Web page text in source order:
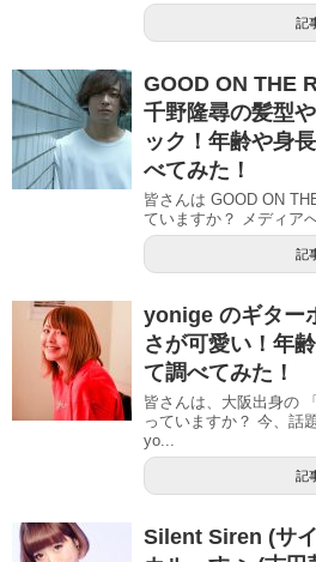
記
GOOD ON THE
千野隆尋の髪型
ック！年齢や身
べてみた！
皆さんは GOOD ON
ていますか？ メディア
記
yonige のギター
さが可愛い！年
て調べてみた！
皆さんは、大阪出身の
っていますか？ 今、話
yo...
記
Silent Siren (サ